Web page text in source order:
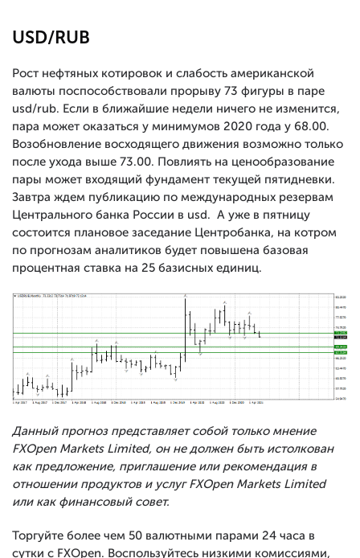
USD/RUB
Рост нефтяных котировок и слабость американской
валюты поспособствовали прорыву 73 фигуры в паре
usd/rub. Если в ближайшие недели ничего не изменится,
пара может оказаться у минимумов 2020 года у 68.00.
Возобновление восходящего движения возможно только
после ухода выше 73.00. Повлиять на ценообразование
пары может входящий фундамент текущей пятидневки.
Завтра ждем публикацию по международных резервам
Центрального банка России в usd. А уже в пятницу
состоится плановое заседание Центробанка, на котром
по прогнозам аналитиков будет повышена базовая
процентная ставка на 25 базисных единиц.
Данный прогноз представляет собой только мнение
FXOpen Markets Limited, он не должен быть истолкован
как предложение, приглашение или рекомендация в
отношении продуктов и услуг FXOpen Markets Limited
или как финансовый совет.
Торгуйте более чем 50 валютными парами 24 часа в
сутки с FXOpen. Воспользуйтесь низкими комиссиями,